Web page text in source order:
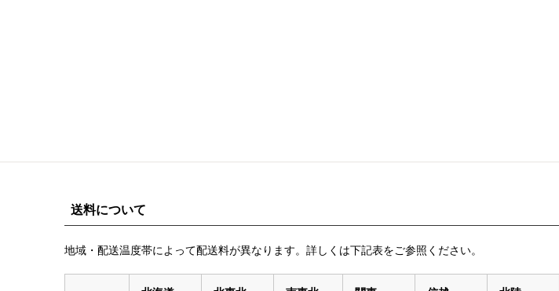
送料について
地域・配送温度帯によって配送料が異なります。詳しくは下記表をご参照ください。